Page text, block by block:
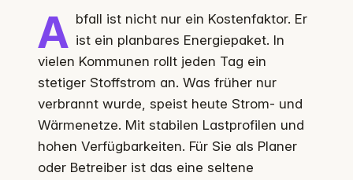
A bfall ist nicht nur ein Kostenfaktor. Er
ist ein planbares Energiepaket. In
vielen Kommunen rollt jeden Tag ein
stetiger Stoffstrom an. Was früher nur
verbrannt wurde, speist heute Strom- und
Wärmenetze. Mit stabilen Lastprofilen und
hohen Verfügbarkeiten. Für Sie als Planer
oder Betreiber ist das eine seltene